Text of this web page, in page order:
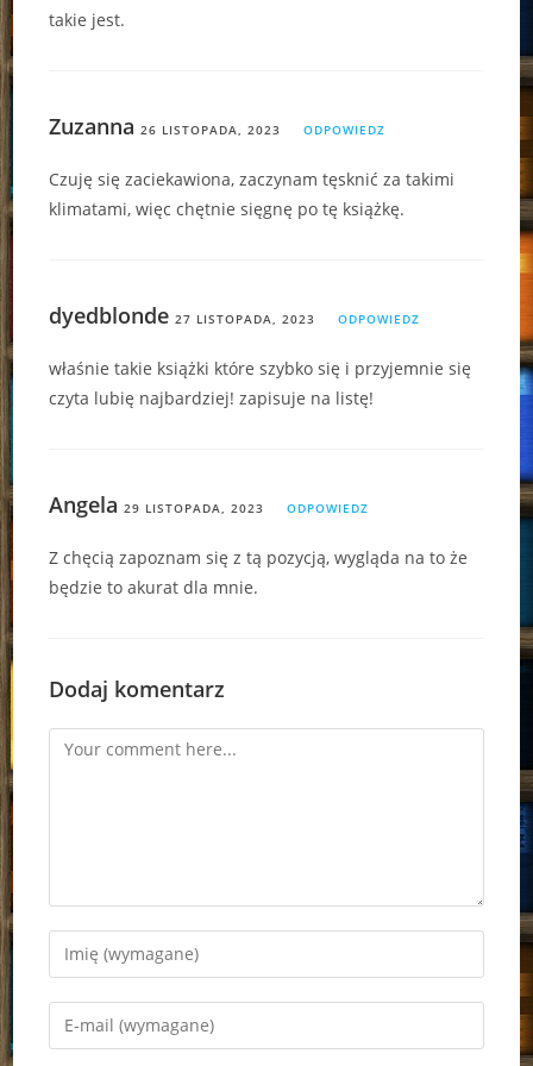
takie jest.
Zuzanna 26 LISTOPADA, 2023 ODPOWIEDZ
Czuję się zaciekawiona, zaczynam tęsknić za takimi
klimatami, więc chętnie sięgnę po tę książkę.
dyedblonde 27 LISTOPADA, 2023 ODPOWIEDZ
właśnie takie książki które szybko się i przyjemnie się
czyta lubię najbardziej! zapisuje na listę!
Angela 29 LISTOPADA, 2023 ODPOWIEDZ
Z chęcią zapoznam się z tą pozycją, wygląda na to że
będzie to akurat dla mnie.
Dodaj komentarz
Comment
Enter
your
name
Enter
your